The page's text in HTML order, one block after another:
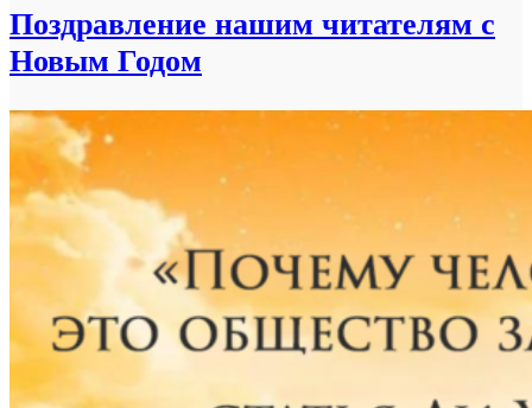
Поздравление нашим читателям с
Новым Годом